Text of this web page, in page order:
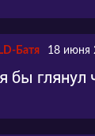
Батя 18 июня
бы глянул